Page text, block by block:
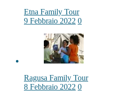
Etna Family Tour
9 Febbraio 2022 0
Ragusa Family Tour
8 Febbraio 2022 0